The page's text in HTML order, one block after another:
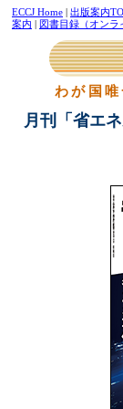
ECCJ Home | 出版案内
案内 | 図書目録（オンラ
わが国
月刊「省エ